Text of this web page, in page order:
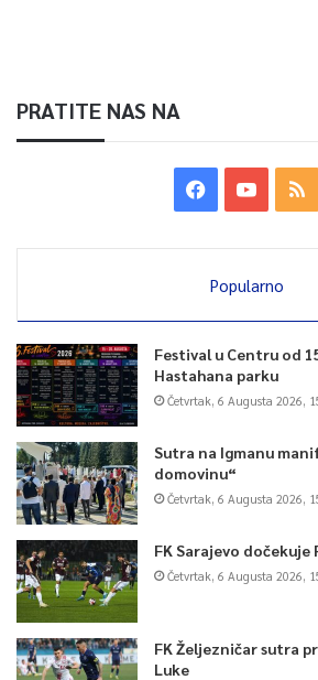
PRATITE NAS NA
Popularno
Festival u Centru od
Hastahana parku
Četvrtak, 6 Augusta 2026,
Sutra na Igmanu
domovinu“
Četvrtak, 6 Augusta 2026,
FK Sarajevo dočekuje
Četvrtak, 6 Augusta 2026,
FK Željezničar sutra
Luke